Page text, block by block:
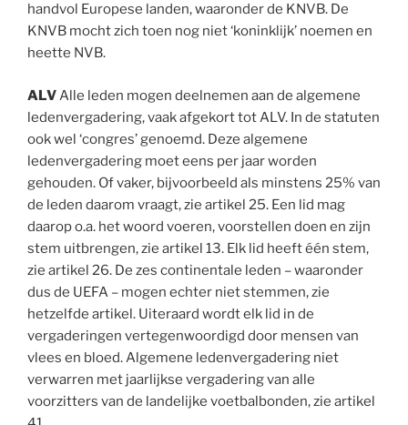
handvol Europese landen, waaronder de KNVB. De
KNVB mocht zich toen nog niet ‘koninklijk’ noemen en
heette NVB.
ALV Alle leden mogen deelnemen aan de algemene
ledenvergadering, vaak afgekort tot ALV. In de statuten
ook wel ‘congres’ genoemd. Deze algemene
ledenvergadering moet eens per jaar worden
gehouden. Of vaker, bijvoorbeeld als minstens 25% van
de leden daarom vraagt, zie artikel 25. Een lid mag
daarop o.a. het woord voeren, voorstellen doen en zijn
stem uitbrengen, zie artikel 13. Elk lid heeft één stem,
zie artikel 26. De zes continentale leden – waaronder
dus de UEFA – mogen echter niet stemmen, zie
hetzelfde artikel. Uiteraard wordt elk lid in de
vergaderingen vertegenwoordigd door mensen van
vlees en bloed. Algemene ledenvergadering niet
verwarren met jaarlijkse vergadering van alle
voorzitters van de landelijke voetbalbonden, zie artikel